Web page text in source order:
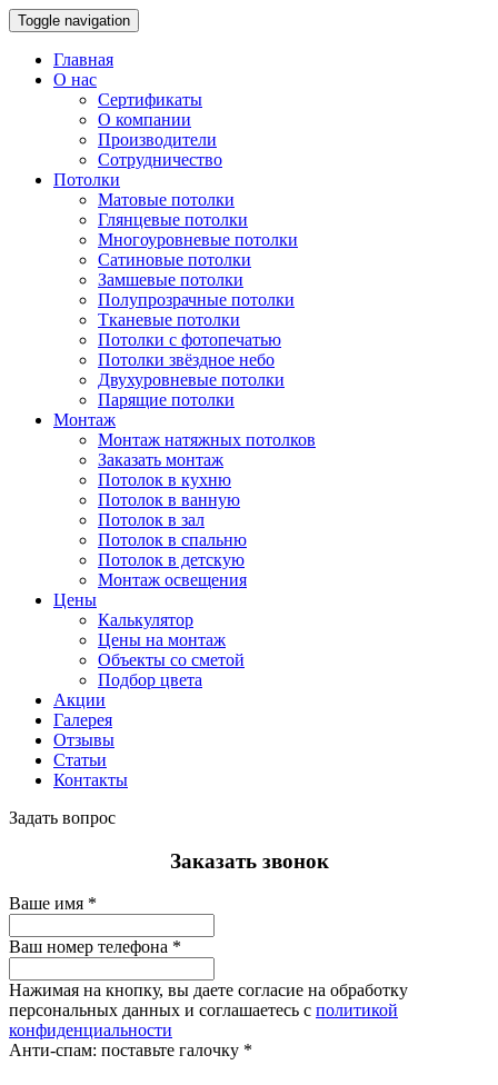
Toggle navigation
Главная
О нас
Сертификаты
О компании
Производители
Сотрудничество
Потолки
Матовые потолки
Глянцевые потолки
Многоуровневые потолки
Сатиновые потолки
Замшевые потолки
Полупрозрачные потолки
Тканевые потолки
Потолки с фотопечатью
Потолки звёздное небо
Двухуровневые потолки
Парящие потолки
Монтаж
Монтаж натяжных потолков
Заказать монтаж
Потолок в кухню
Потолок в ванную
Потолок в зал
Потолок в спальню
Потолок в детскую
Монтаж освещения
Цены
Калькулятор
Цены на монтаж
Объекты со сметой
Подбор цвета
Акции
Галерея
Отзывы
Статьи
Контакты
Задать вопрос
Заказать звонок
Ваше имя *
Ваш номер телефона *
Нажимая на кнопку, вы даете согласие на обработку
персональных данных и соглашаетесь с политикой
конфиденциальности
Анти-спам: поставьте галочку *